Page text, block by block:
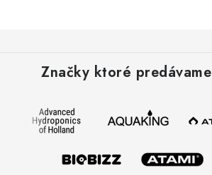
Značky ktoré predávame